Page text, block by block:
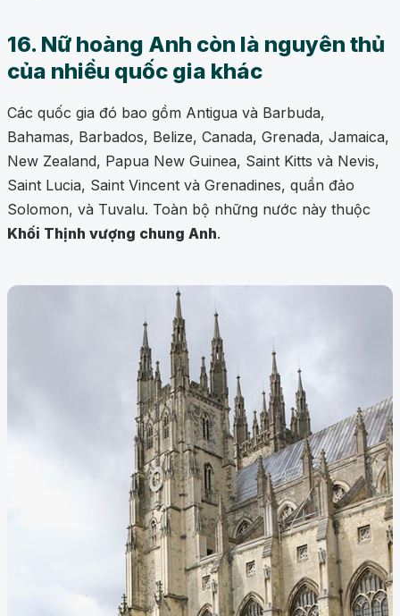
16. Nữ hoàng Anh còn là nguyên thủ
của nhiều quốc gia khác
Các quốc gia đó bao gồm Antigua và Barbuda,
Bahamas, Barbados, Belize, Canada, Grenada, Jamaica,
New Zealand, Papua New Guinea, Saint Kitts và Nevis,
Saint Lucia, Saint Vincent và Grenadines, quần đảo
Solomon, và Tuvalu. Toàn bộ những nước này thuộc
Khối Thịnh vượng chung Anh.